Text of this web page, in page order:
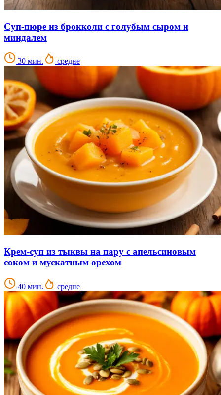
Суп-пюре из брокколи с голубым сыром и
миндалем
30 мин. средне
Крем-суп из тыквы на пару с апельсиновым
соком и мускатным орехом
40 мин. средне